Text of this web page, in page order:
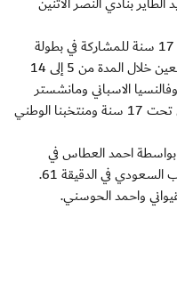
وتعتبر المباراتان خير إعداد لمنتخب تحت 17 سنة للمشاركة في بطولة
العين الدولية للناشئين التي تقام بمدينة العين خلال المدة من 5 إلى 14
الاسباني ومانشستر
سيتي الانجليزي، اضافةً لفريق نادي العين تحت 17 سنة ومنتخبنا الوطني
بواسطة احمد العطاس في
واحمد الحوسني.